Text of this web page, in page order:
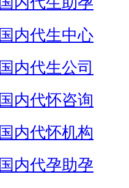
国内代生中心
国内代生公司
国内代怀咨询
国内代怀机构
国内代孕助孕